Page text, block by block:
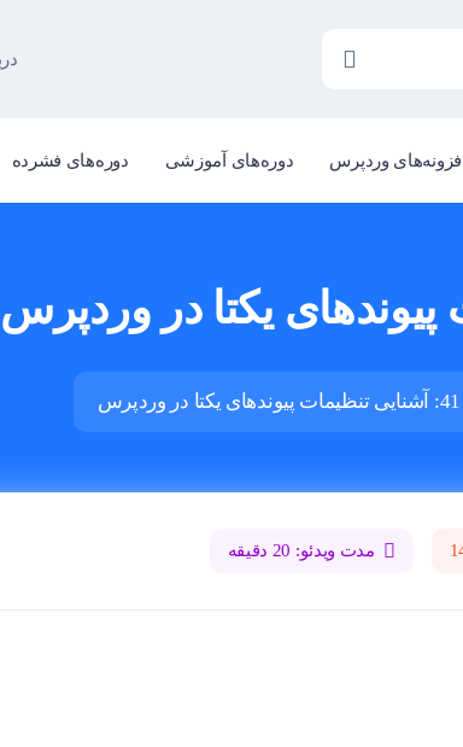
افزونه‌های وردپرس دوره‌های آموزشی دوره‌های فشرده
مدت ویدئو: 20 دقیقه